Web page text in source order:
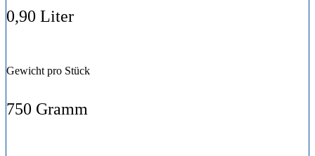
0,90 Liter
Gewicht pro Stück
750 Gramm